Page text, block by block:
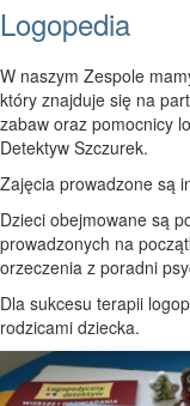
Logopedia
W naszym Zespole
który znajduje się na
zabaw oraz pomocnicy
Detektyw Szczurek.
Zajęcia prowadzone są
Dzieci obejmowane są
prowadzonych na
orzeczenia z poradni
Dla sukcesu terapii
rodzicami dziecka.